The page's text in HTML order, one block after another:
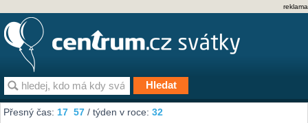
reklama
Přesný čas:17 57 / týden v roce:32